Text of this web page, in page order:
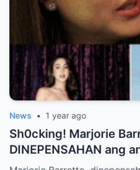
News • 1 year ago
Sh0cking! Marjorie
DINEPENSAHAN ang
gitna ng Camiguin